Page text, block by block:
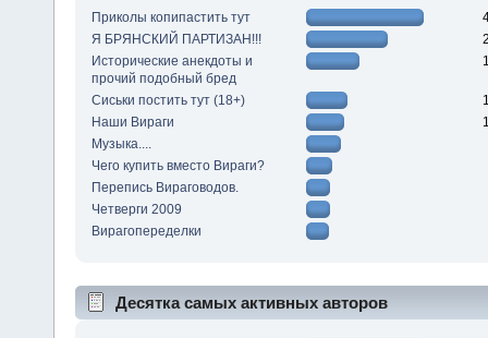
Приколы копипастить тут
Я БРЯНСКИЙ ПАРТИЗАН!!!
Исторические анекдоты и
прочий подобный бред
Сиськи постить тут (18+)
Наши Вираги
Музыка....
Чего купить вместо Вираги?
Перепись Вираговодов.
Четверги 2009
Вирагопеределки
Десятка самых активных авторов